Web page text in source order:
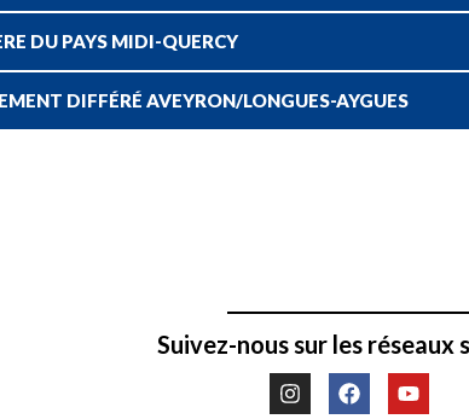
DU PAYS MIDI-QUERCY
DIFFÉRÉ AVEYRON/LONGUES-AYGUES
Suivez-nous sur les réseaux